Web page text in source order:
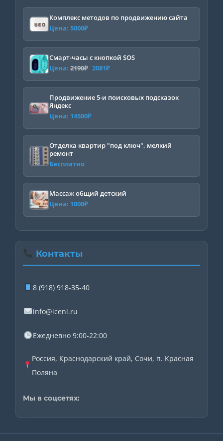
Комплекс методов по продвижению сайта
Цена: 5000₽
Смарт-часы с кнопкой SOS
Цена: 2190₽ Первоначальная
цена
составляла
2081₽Текущая
цена:
Продвижение 5-и поисковых подсказок
Яндекс
Цена: 14500₽
Отделка квартир "под ключ", мелкий
ремонт
Бесплатно
Массаж общий детский
Цена: 1000₽
Контакты
8 (918) 918-35-40
info@iceni.ru
Ежедневно 9:00-22:00
Россия, Краснодарский край, Сочи, п. Красная
Поляна
Мы в соцсетях: